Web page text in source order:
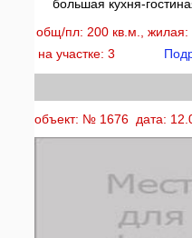
большая кухня-
общ/пл: 200 кв.м., жилая:
на участке: 3
объект: № 1676 дата: